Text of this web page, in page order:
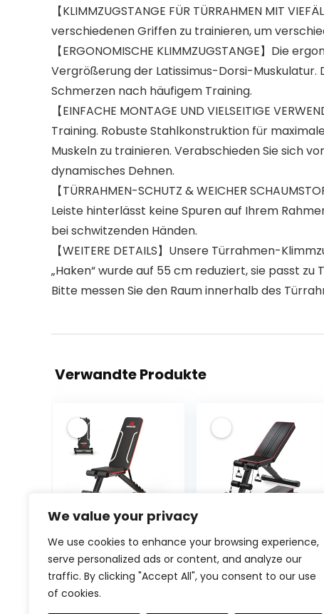
We value your privacy
We use cookies to enhance your browsing experience,
serve personalized ads or content, and analyze our
traffic. By clicking "Accept All", you consent to our use
of cookies.
【KLIMMZUGSTANGE FÜR TÜRRAHMEN MIT
verschiedenen Griffen zu trainieren, um
【ERGONOMISCHE KLIMMZUGSTANGE】
Vergrößerung der Latissimus-Dorsi-
Schmerzen nach häufigem Training.
【EINFACHE MONTAGE UND VIELSEITIGE
Training. Robuste Stahlkonstruktion für
Muskeln zu trainieren. Verabschieden Sie sich
dynamisches Dehnen.
【TÜRRAHMEN-SCHUTZ & WEICHER
Leiste hinterlässt keine Spuren auf Ihrem
bei schwitzenden Händen.
【WEITERE DETAILS】Unsere Türrahmen-
„Haken“ wurde auf 55 cm reduziert, sie passt
Bitte messen Sie den Raum innerhalb des
Verwandte Produkte
Roygym
Klappbare
Hantelbank,
Multifunktion
Training Fitness
mit
YOLEO
klappbare
Hantelbank
Multifunktion
Bank